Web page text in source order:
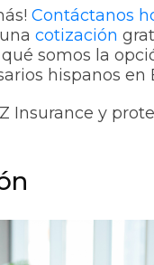
Contáctanos
cotización
somos la
hispanos en
Insurance y